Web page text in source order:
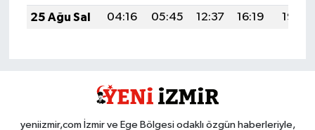
25 Ağu Sal
04:16 05:45 12:37 16:19 19:18
yeniizmir,com İzmir ve Ege Bölgesi odaklı özgün haberleriyle,